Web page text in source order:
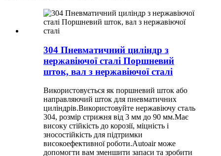
304 Пневматичний циліндр з
нержавіючої сталі Поршневий
шток, вал з нержавіючої сталі
Використовується як поршневий шток або
направляючий шток для пневматичних
циліндрів.Використовуйте нержавіючу сталь
304, розмір стрижня від 3 мм до 90 мм.Має
високу стійкість до корозії, міцність і
зносостійкість для підтримки
високоефективної роботи.Autoair може
допомогти вам зменшити запаси та зробити